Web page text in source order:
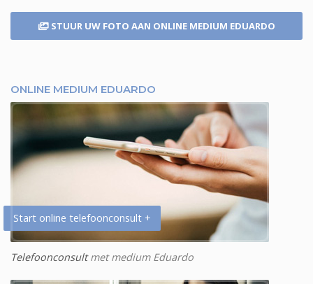
STUUR UW FOTO AAN ONLINE MEDIUM EDUARDO
ONLINE MEDIUM EDUARDO
Start online telefoonconsult +
Telefoonconsultmet medium Eduardo